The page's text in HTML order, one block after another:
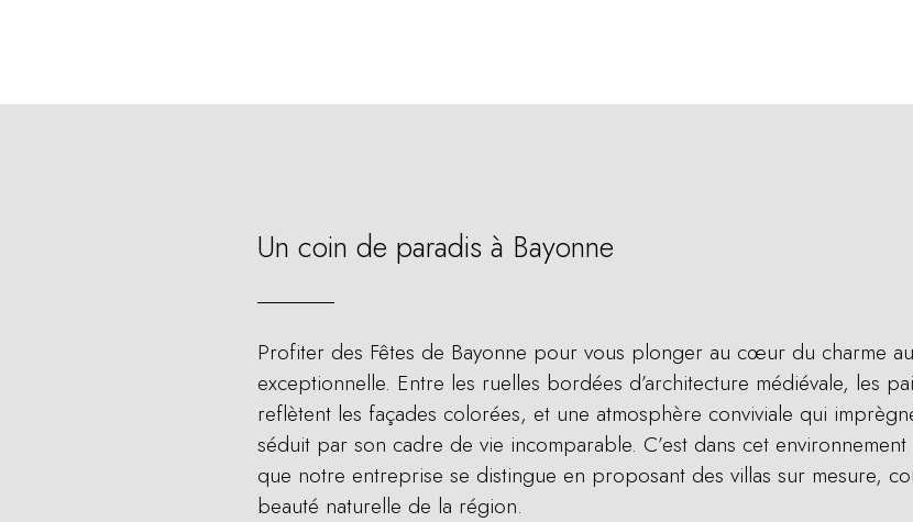
Un coin de paradis à Bayonne
Profiter des Fêtes de Bayonne pour vous plonger au cœur du charme
exceptionnelle. Entre les ruelles bordées d’architecture médiévale, les
reflètent les façades colorées, et une atmosphère conviviale qui
séduit par son cadre de vie incomparable. C’est dans cet
que notre entreprise se distingue en proposant des villas sur mesure,
beauté naturelle de la région.